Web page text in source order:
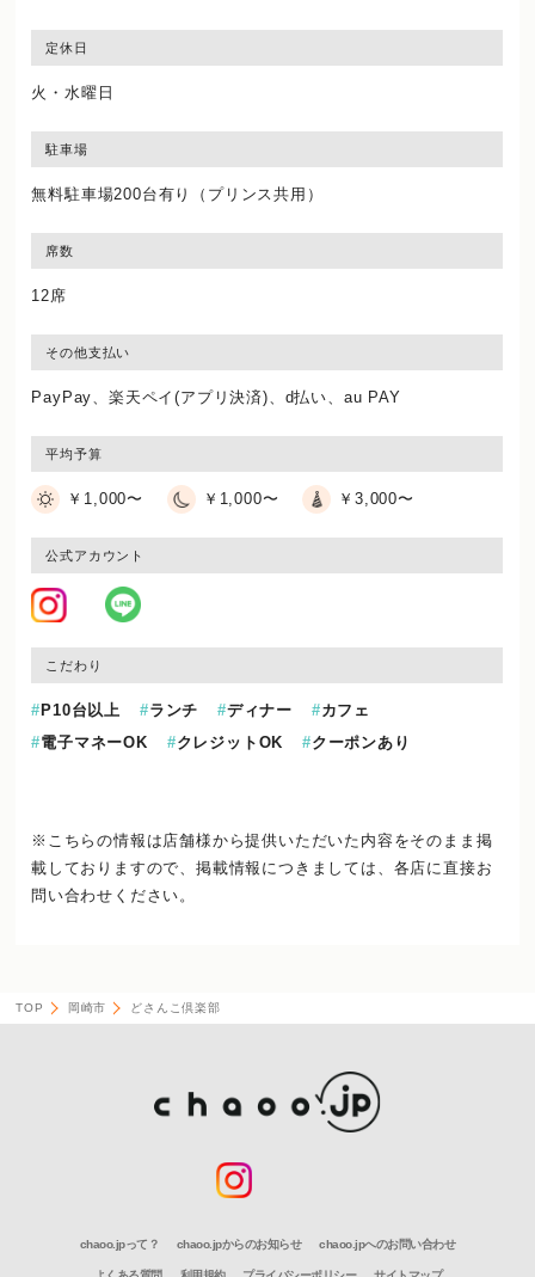
定休日
火・水曜日
駐車場
無料駐車場200台有り（プリンス共用）
席数
12席
その他支払い
PayPay、楽天ペイ(アプリ決済)、d払い、au PAY
平均予算
￥1,000〜 ￥1,000〜 ￥3,000〜
公式アカウント
こだわり
P10台以上 ランチ ディナー
カフェ
電子マネーOK
クレジットOK クーポンあり
※こちらの情報は店舗様から提供いただいた内容をそのまま掲
載しておりますので、掲載情報につきましては、各店に直接お
問い合わせください。
TOP 岡崎市 どさんこ倶楽部
chaoo.jpって？ chaoo.jpからのお知らせ chaoo.jpへのお問い合わせ